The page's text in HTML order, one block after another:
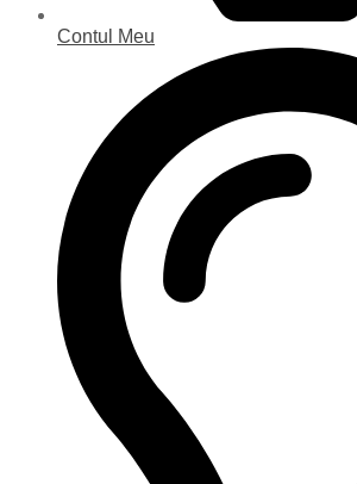
Contul Meu